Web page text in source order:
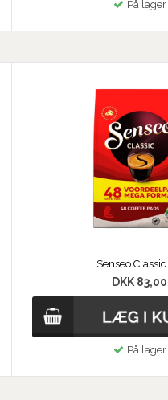
På lager
Senseo
DKK 83,00
På lager